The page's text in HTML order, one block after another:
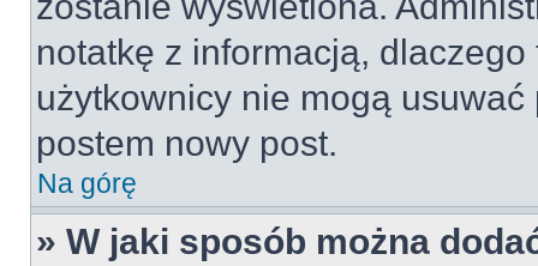
notatkę z informacją,
użytkownicy nie mogą usuwać
postem nowy post.
Na górę
» W jaki sposób można